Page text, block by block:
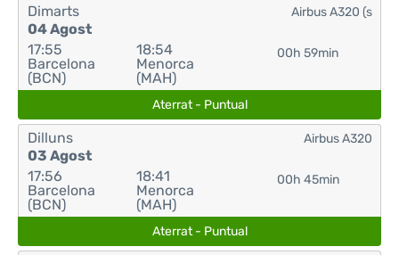
Dimarts
04 Agost
17:55
Barcelona
(BCN)
18:54
Menorca
(MAH)
00h 59min
Airbus A320 (s
Aterrat - Puntual
Dilluns
03 Agost
17:56
Barcelona
(BCN)
18:41
Menorca
(MAH)
00h 45min
Airbus A320
Aterrat - Puntual